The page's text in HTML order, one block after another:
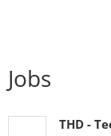
Jobs
THD -